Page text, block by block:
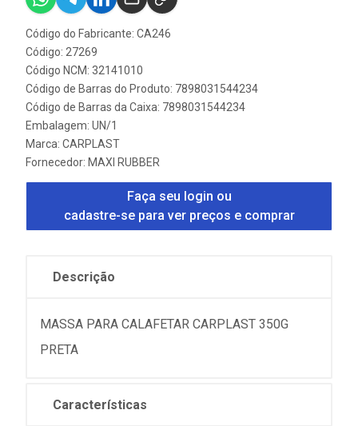
Código do Fabricante: CA246
Código: 27269
Código NCM: 32141010
Código de Barras do Produto: 7898031544234
Código de Barras da Caixa: 7898031544234
Embalagem: UN/1
Marca: CARPLAST
Fornecedor: MAXI RUBBER
Faça seu login ou
cadastre-se para ver preços e comprar
Descrição
MASSA PARA CALAFETAR CARPLAST 350G
PRETA
Características